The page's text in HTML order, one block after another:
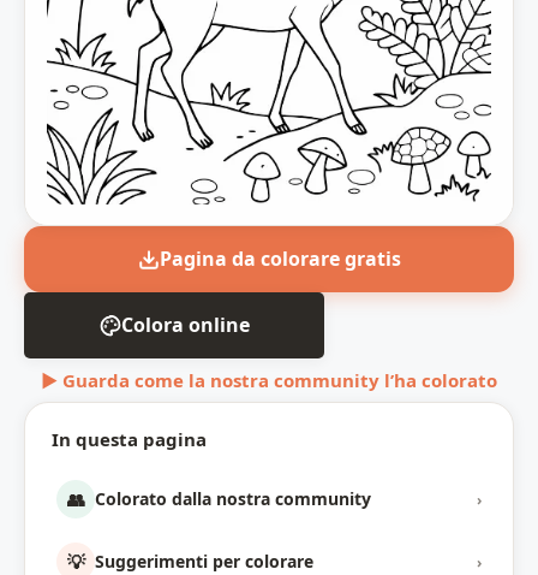
In questa pagina
👥 Colorato dalla nostra community ›
💡 Suggerimenti per colorare ›
Pagina da colorare gratis
Colora online
▶ Guarda come la nostra community l’ha colorato